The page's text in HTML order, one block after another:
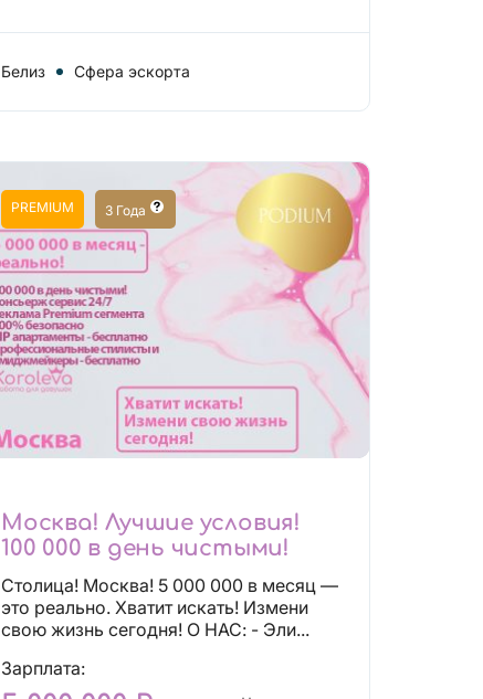
Белиз Сфера эскорта
PREMIUM 3 Года
Москва! Лучшие условия!
100 000 в день чистыми!
Столица! Москва! 5 000 000 в месяц —
это реально. Хватит искать! Измени
свою жизнь сегодня! О НАС: - Эли...
Зарплата: